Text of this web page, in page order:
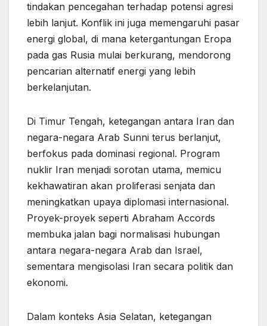
tindakan pencegahan terhadap potensi agresi
lebih lanjut. Konflik ini juga memengaruhi pasar
energi global, di mana ketergantungan Eropa
pada gas Rusia mulai berkurang, mendorong
pencarian alternatif energi yang lebih
berkelanjutan.
Di Timur Tengah, ketegangan antara Iran dan
negara-negara Arab Sunni terus berlanjut,
berfokus pada dominasi regional. Program
nuklir Iran menjadi sorotan utama, memicu
kekhawatiran akan proliferasi senjata dan
meningkatkan upaya diplomasi internasional.
Proyek-proyek seperti Abraham Accords
membuka jalan bagi normalisasi hubungan
antara negara-negara Arab dan Israel,
sementara mengisolasi Iran secara politik dan
ekonomi.
Dalam konteks Asia Selatan, ketegangan